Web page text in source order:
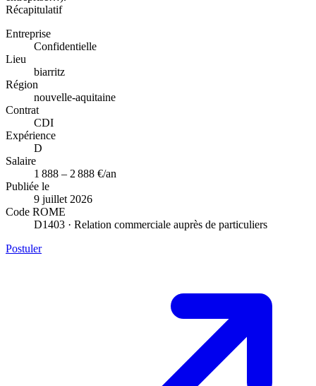
Récapitulatif
Entreprise
Confidentielle
Lieu
biarritz
Région
nouvelle-aquitaine
Contrat
CDI
Expérience
D
Salaire
1 888 – 2 888 €/an
Publiée le
9 juillet 2026
Code ROME
D1403 · Relation commerciale auprès de particuliers
Postuler